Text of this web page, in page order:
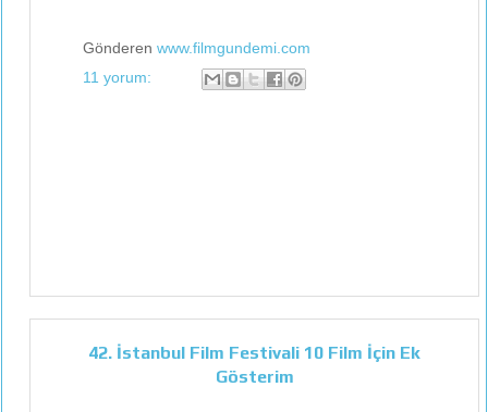
Gönderen www.filmgundemi.com
11 yorum:
42. İstanbul Film Festivali 10 Film İçin Ek
Gösterim